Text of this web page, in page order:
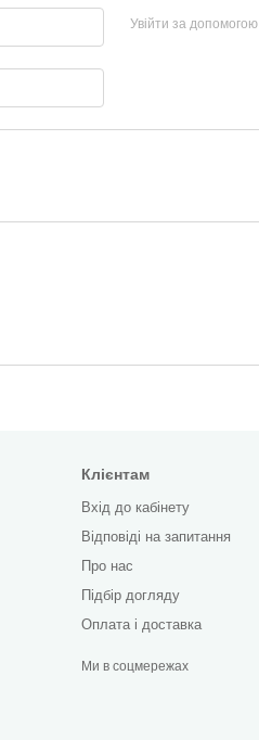
Увійти за допомогою
Клієнтам
Вхід до кабінету
Відповіді на запитання
Про нас
Підбір догляду
Оплата і доставка
Ми в соцмережах